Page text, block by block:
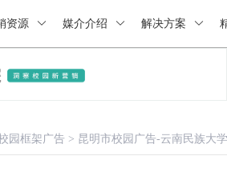
资源 媒介介绍 解决方案
园框架广告 > 昆明市校园广告-云南民族大